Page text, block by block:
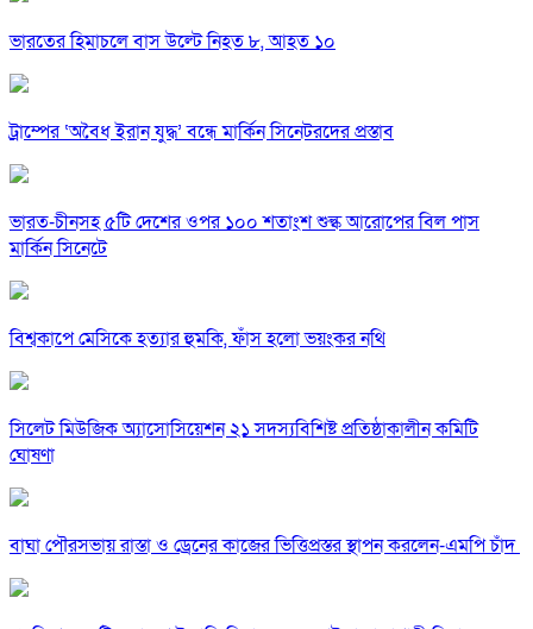
ভারতের হিমাচলে বাস উল্টে নিহত ৮, আহত ১০
ট্রাম্পের ‘অবৈধ ইরান যুদ্ধ’ বন্ধে মার্কিন সিনেটরদের প্রস্তাব
ভারত-চীনসহ ৫টি দেশের ওপর ১০০ শতাংশ শুল্ক আরোপের বিল পাস
মার্কিন সিনেটে
বিশ্বকাপে মেসিকে হত্যার হুমকি, ফাঁস হলো ভয়ংকর নথি
সিলেট মিউজিক অ্যাসোসিয়েশন ২১ সদস্যবিশিষ্ট প্রতিষ্ঠাকালীন কমিটি
ঘোষণা
বাঘা পৌরসভায় রাস্তা ও ড্রেনের কাজের ভিত্তিপ্রস্তর স্থাপন করলেন-এমপি চাঁদ